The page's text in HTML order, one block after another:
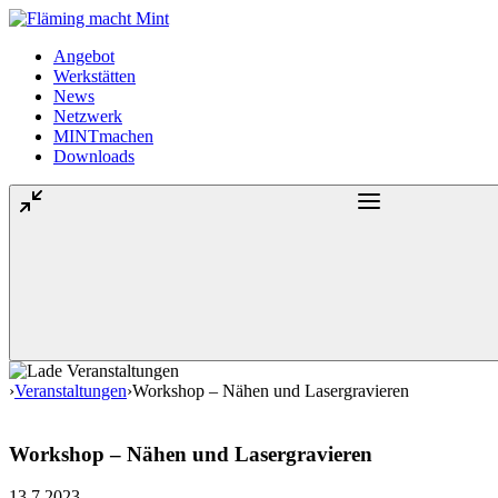
Angebot
Werkstätten
News
Netzwerk
MINTmachen
Downloads
›Veranstaltungen›Workshop – Nähen und Lasergravieren
Workshop – Nähen und Lasergravieren